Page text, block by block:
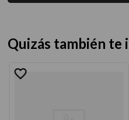
Quizás también te